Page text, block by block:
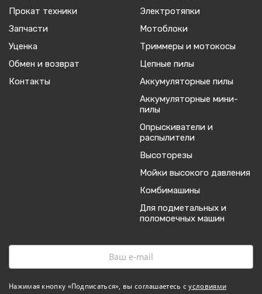
Прокат техники
Запчасти
Уценка
Обмен и возврат
Контакты
Электротяпки
Мотоблоки
Триммеры и мотокосы
Цепные пилы
Аккумуляторные пилы
Аккумуляторные мини-
пилы
Опрыскиватели и
распылители
Высоторезы
Мойки высокого давления
Комбимашины
Для подметальных и
поломоечных машин
Нажимая кнопку «Подписаться», вы соглашаетесь сусловиями